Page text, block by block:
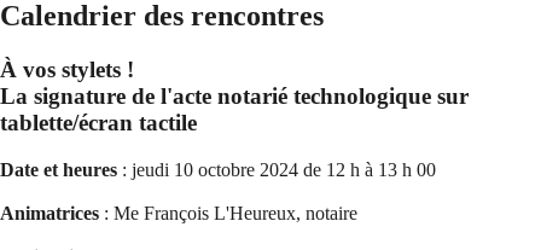
Calendrier des rencontres
À vos stylets !
La signature de l'acte notarié technologique sur
tablette/écran tactile
Date et heures : jeudi 10 octobre 2024 de 12 h à 13 h 00
Animatrices : Me François L'Heureux, notaire